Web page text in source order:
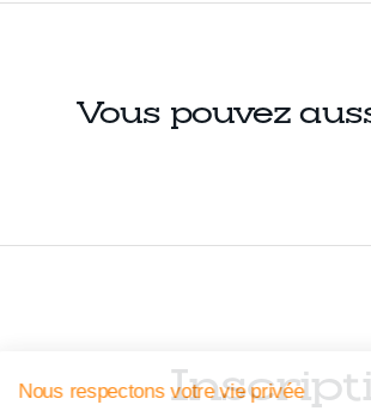
Nous respectons votre vie privée
Vous pouvez